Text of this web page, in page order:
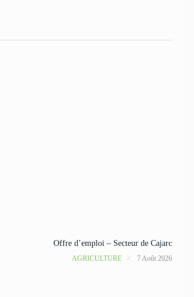
Offre d’emploi – Secteur de Cajarc
AGRICULTURE 7 Août 2026